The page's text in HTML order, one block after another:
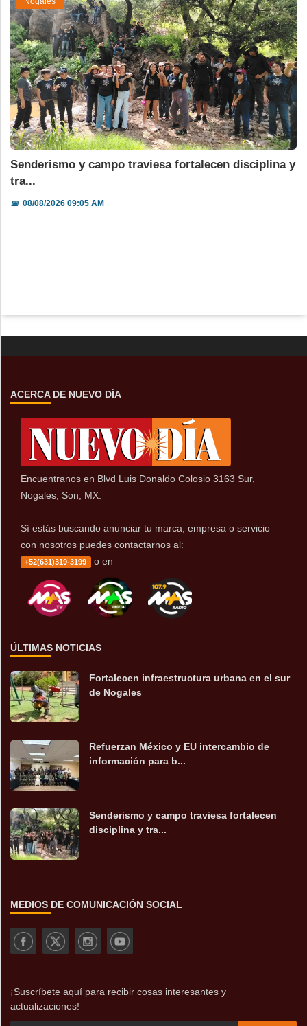
Senderismo y campo traviesa fortalecen disciplina y
tra...
📅08/08/2026 09:05 AM
ACERCA DE NUEVO DÍA
Encuentranos en Blvd Luis Donaldo Colosio 3163 Sur,
Nogales, Son, MX.
Sí estás buscando anunciar tu marca, empresa o servicio
con nosotros puedes contactarnos al:
+52(631)319-3199 o en
ÚLTIMAS NOTICIAS
Fortalecen infraestructura urbana en el sur
de Nogales
Refuerzan México y EU intercambio de
información para b...
Senderismo y campo traviesa fortalecen
disciplina y tra...
MEDIOS DE COMUNICACIÓN SOCIAL
¡Suscríbete aquí para recibir cosas interesantes y
actualizaciones!